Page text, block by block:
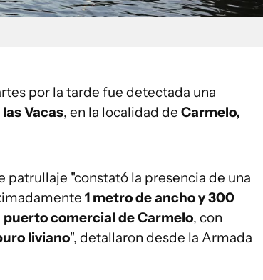
por la tarde fue detectada una
Vacas, en la localidad de Carmelo,
patrullaje "constató la presencia de una
1 metro de ancho y 300
puerto comercial de Carmelo, con
liviano", detallaron desde la Armada